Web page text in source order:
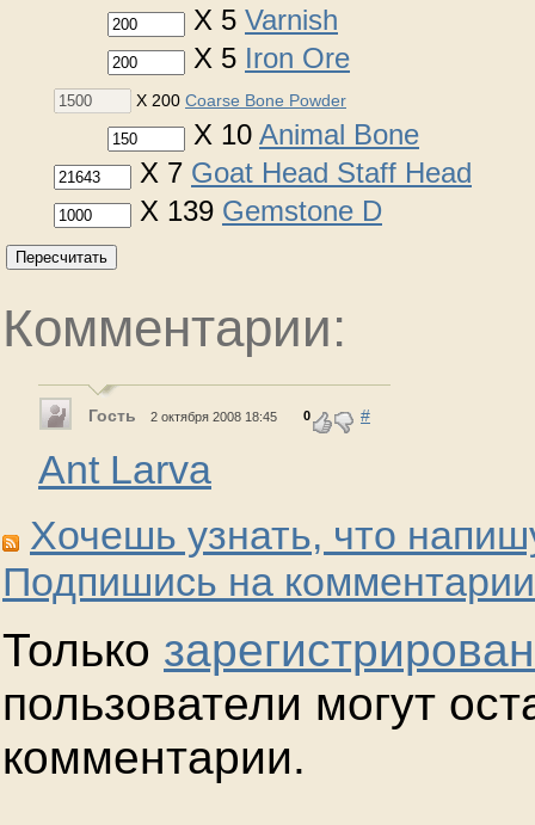
X 5 Varnish
X 5 Iron Ore
X 200 Coarse Bone Powder
X 10 Animal Bone
X 7 Goat Head Staff Head
X 139 Gemstone D
Пересчитать
Комментарии:
Гость 2 октября 2008 18:45 0 #
Ant Larva
Хочешь узнать, что
Подпишись на
Только
пользователи могут
комментарии.